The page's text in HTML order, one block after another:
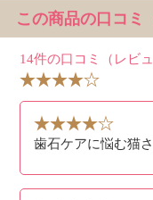
この商品の口コミ
14件の口コミ（レビ
歯石ケアに悩む猫